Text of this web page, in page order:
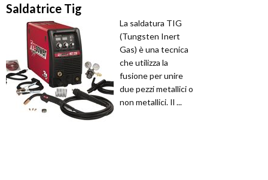
Saldatrice Tig
La saldatura TIG
(Tungsten Inert
Gas) è una tecnica
che utilizza la
fusione per unire
due pezzi metallici o
non metallici. Il ...